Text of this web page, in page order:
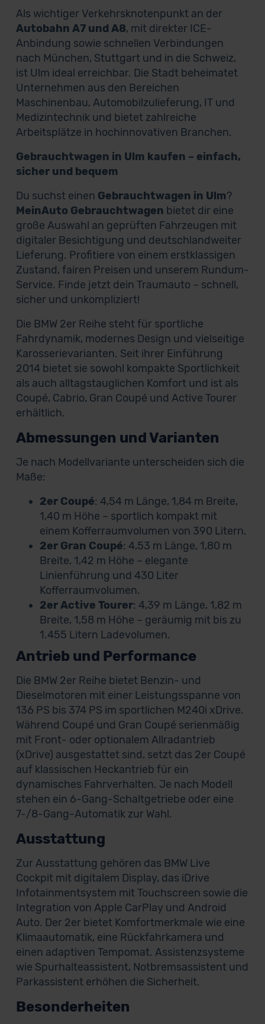
Als wichtiger Verkehrsknotenpunkt an der
Autobahn A7 und A8, mit direkter ICE-
Anbindung sowie schnellen Verbindungen
nach München, Stuttgart und in die Schweiz,
ist Ulm ideal erreichbar. Die Stadt beheimatet
Unternehmen aus den Bereichen
Maschinenbau, Automobilzulieferung, IT und
Medizintechnik und bietet zahlreiche
Arbeitsplätze in hochinnovativen Branchen.
Gebrauchtwagen in Ulm kaufen – einfach,
sicher und bequem
Du suchst einen Gebrauchtwagen in Ulm?
MeinAuto Gebrauchtwagen bietet dir eine
große Auswahl an geprüften Fahrzeugen mit
digitaler Besichtigung und deutschlandweiter
Lieferung. Profitiere von einem erstklassigen
Zustand, fairen Preisen und unserem Rundum-
Service. Finde jetzt dein Traumauto – schnell,
sicher und unkompliziert!
Die BMW 2er Reihe steht für sportliche
Fahrdynamik, modernes Design und vielseitige
Karosserievarianten. Seit ihrer Einführung
2014 bietet sie sowohl kompakte Sportlichkeit
als auch alltagstauglichen Komfort und ist als
Coupé, Cabrio, Gran Coupé und Active Tourer
erhältlich.
Abmessungen und Varianten
Je nach Modellvariante unterscheiden sich die
Maße:
2er Coupé: 4,54 m Länge, 1,84 m Breite,
1,40 m Höhe – sportlich kompakt mit
einem Kofferraumvolumen von 390 Litern.
2er Gran Coupé: 4,53 m Länge, 1,80 m
Breite, 1,42 m Höhe – elegante
Linienführung und 430 Liter
Kofferraumvolumen.
2er Active Tourer: 4,39 m Länge, 1,82 m
Breite, 1,58 m Höhe – geräumig mit bis zu
1.455 Litern Ladevolumen.
Antrieb und Performance
Die BMW 2er Reihe bietet Benzin- und
Dieselmotoren mit einer Leistungsspanne von
136 PS bis 374 PS im sportlichen M240i xDrive.
Während Coupé und Gran Coupé serienmäßig
mit Front- oder optionalem Allradantrieb
(xDrive) ausgestattet sind, setzt das 2er Coupé
auf klassischen Heckantrieb für ein
dynamisches Fahrverhalten. Je nach Modell
stehen ein 6-Gang-Schaltgetriebe oder eine
7-/8-Gang-Automatik zur Wahl.
Ausstattung
Zur Ausstattung gehören das BMW Live
Cockpit mit digitalem Display, das iDrive
Infotainmentsystem mit Touchscreen sowie die
Integration von Apple CarPlay und Android
Auto. Der 2er bietet Komfortmerkmale wie eine
Klimaautomatik, eine Rückfahrkamera und
einen adaptiven Tempomat. Assistenzsysteme
wie Spurhalteassistent, Notbremsassistent und
Parkassistent erhöhen die Sicherheit.
Besonderheiten